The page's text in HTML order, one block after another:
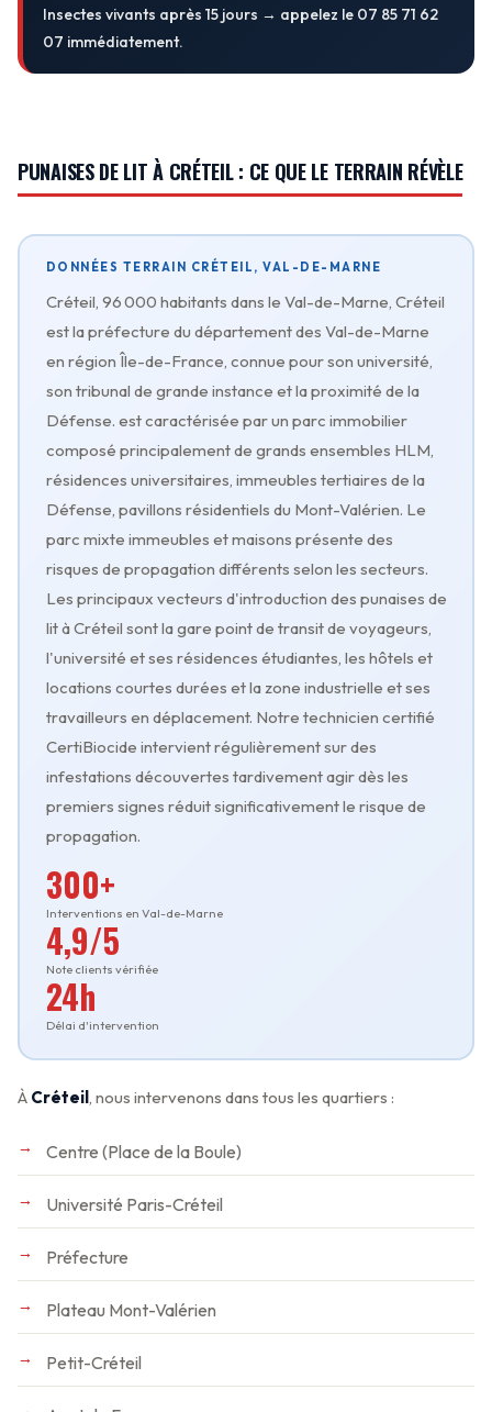
Insectes vivants après 15 jours → appelez le 07 85 71 62
07 immédiatement.
PUNAISES DE LIT À CRÉTEIL : CE QUE LE TERRAIN RÉVÈLE
DONNÉES TERRAIN CRÉTEIL, VAL-DE-MARNE
Créteil, 96 000 habitants dans le Val-de-Marne, Créteil
est la préfecture du département des Val-de-Marne
en région Île-de-France, connue pour son université,
son tribunal de grande instance et la proximité de la
Défense. est caractérisée par un parc immobilier
composé principalement de grands ensembles HLM,
résidences universitaires, immeubles tertiaires de la
Défense, pavillons résidentiels du Mont-Valérien. Le
parc mixte immeubles et maisons présente des
risques de propagation différents selon les secteurs.
Les principaux vecteurs d'introduction des punaises de
lit à Créteil sont la gare point de transit de voyageurs,
l'université et ses résidences étudiantes, les hôtels et
locations courtes durées et la zone industrielle et ses
travailleurs en déplacement. Notre technicien certifié
CertiBiocide intervient régulièrement sur des
infestations découvertes tardivement agir dès les
premiers signes réduit significativement le risque de
propagation.
300+
Interventions en Val-de-Marne
4,9/5
Note clients vérifiée
24h
Délai d'intervention
À Créteil , nous intervenons dans tous les quartiers :
Centre (Place de la Boule)
Université Paris-Créteil
Préfecture
Plateau Mont-Valérien
Petit-Créteil